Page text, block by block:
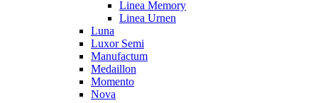
Linea Memory
Linea Urnen
Luna
Luxor Semi
Manufactum
Medaillon
Momento
Nova